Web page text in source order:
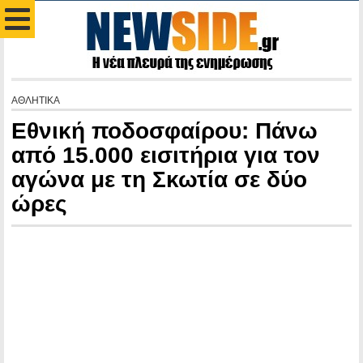
ΑΘΛΗΤΙΚΑ
Εθνική ποδοσφαίρου: Πάνω
από 15.000 εισιτήρια για τον
αγώνα με τη Σκωτία σε δύο
ώρες